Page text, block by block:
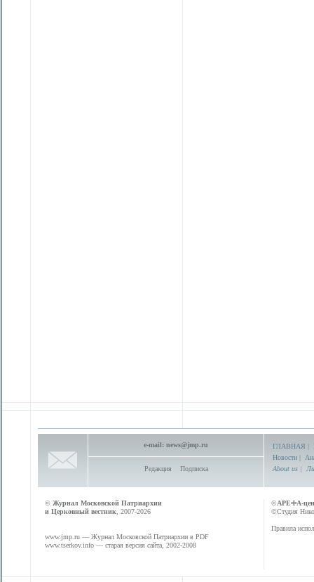
e-mail: news@jmp.ru
Редакция Подписка
ГЛАВНАЯ |
Новости |
About us |
© Журнал Московской Патриархии
и Церковный вестник , 2007-2026
www.jmp.ru — Журнал Московской Патриархии в PDF
www.tserkov.info — старая версия сайта, 2002-2008
©АРЕФА-
©Студия
Правила